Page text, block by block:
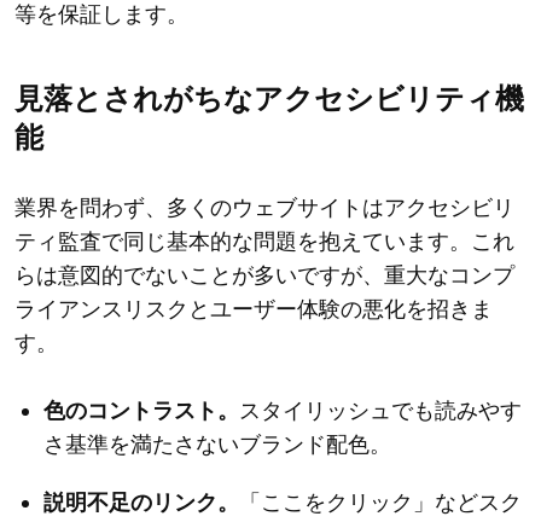
等を保証します。
見落とされがちなアクセシビリティ機
能
業界を問わず、多くのウェブサイトはアクセシビリ
ティ監査で同じ基本的な問題を抱えています。これ
らは意図的でないことが多いですが、重大なコンプ
ライアンスリスクとユーザー体験の悪化を招きま
す。
色のコントラスト。
スタイリッシュでも読みやす
さ基準を満たさないブランド配色。
説明不足のリンク。
「ここをクリック」などスク